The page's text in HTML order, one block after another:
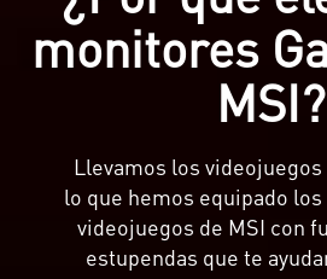
monitores
MSI?
Llevamos los
lo que hemos equipado
videojuegos de MSI con
estupendas que te